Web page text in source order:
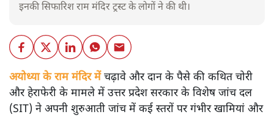
इनकी सिफारिश राम मंदिर ट्रस्ट के लोगों ने की थी।
अयोध्या के राम मंदिर मेंचढ़ावे और दान के पैसे की कथित चोरी
और हेराफेरी के मामले में उत्तर प्रदेश सरकार के विशेष जांच दल
(SIT) ने अपनी शुरुआती जांच में कई स्तरों पर गंभीर खामियां और